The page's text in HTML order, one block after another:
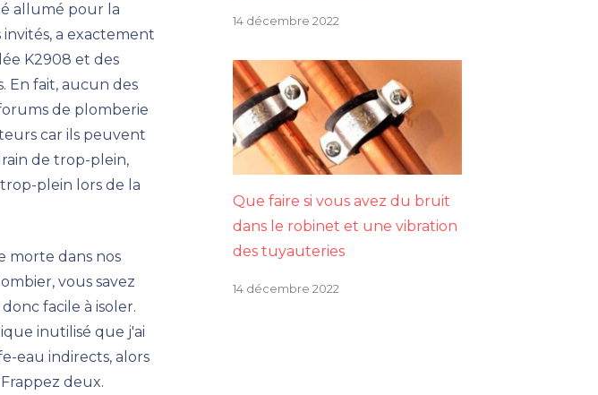
allumé pour la
a exactement
K2908 et des
En fait, aucun des
de plomberie
car ils peuvent
de trop-plein,
plein lors de la
morte dans nos
vous savez
facile à isoler.
inutilisé que j'ai
eau indirects, alors
deux.
14 décembre 2022
Que faire si vous avez du bruit
dans le robinet et une vibration
des tuyauteries
14 décembre 2022